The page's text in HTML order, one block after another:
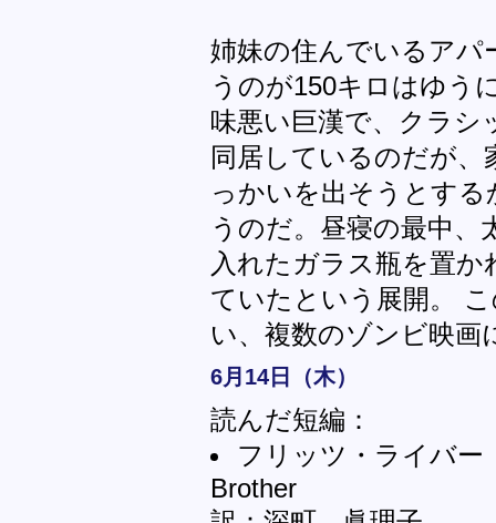
姉妹の住んでいるアパ
うのが150キロはゆう
味悪い巨漢で、クラシ
同居しているのだが
っかいを出そうとす
うのだ。昼寝の最中、
入れたガラス瓶を置
ていたという展開。
い、複数のゾンビ映画
6月14日（木）
読んだ短編：
フリッツ・ライバー
Brother